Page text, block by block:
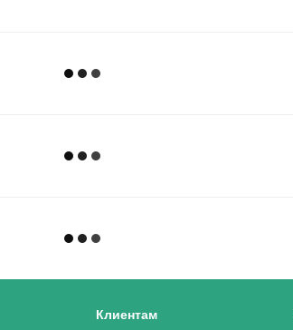
Клиентам